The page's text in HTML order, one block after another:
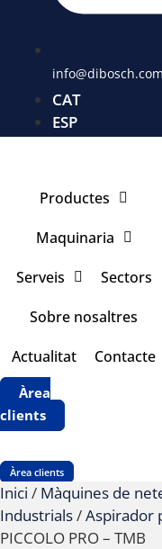
info@dibosch.com
CAT
ESP
Productes
Maquinaria
Serveis
Sectors
Sobre nosaltres
Actualitat
Contacte
Àrea
clients
Àrea clients
Inici / Màquines de
Industrials/Aspirador
PICCOLO PRO – TMB